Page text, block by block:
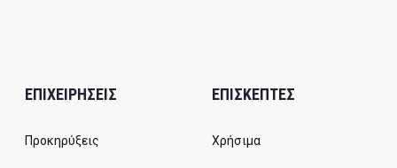
ΕΠΙΧΕΙΡΗΣΕΙΣ
Προκηρύξεις
ΕΠΙΣΚΕΠΤΕΣ
Χρήσιμα